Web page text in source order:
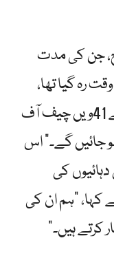
جن کی مدت
رہ گیا تھا،
"فوری طور پر نافذ العمل ہو کر فوج کے 41ویں چیف آف
گے۔” اس
کی
کہا، "ہم ان کی
کرتے ہیں۔”